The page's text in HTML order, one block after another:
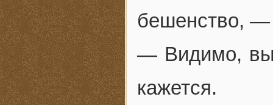
бешенство, —
— Видимо, вы
кажется.